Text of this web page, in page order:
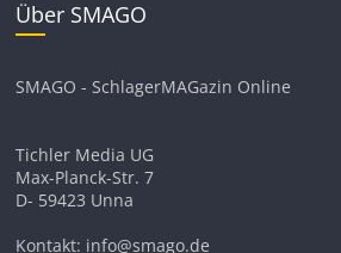
Über SMAGO
SMAGO - SchlagerMAGazin Online
Tichler Media UG
Max-Planck-Str. 7
D- 59423 Unna
Kontakt: info@smago.de